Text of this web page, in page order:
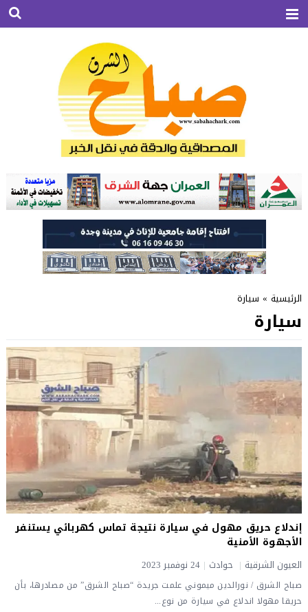
الرئيسية » سيارة
سيارة
إندلاع حريق مهول في سيارة نتيجة تماس كهربائي يستنفر
الأجهوة الأمنية
العيون الشرقية حوادث 24 نوفمبر 2023
صباح الشرق / نورالدين ميموني علمت جريدة “صباح الشرق” من مصادرها، بأن
حريقا مهولا اندلاع في سيارة من نوع...